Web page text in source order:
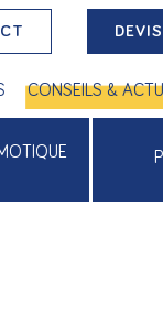
CONSEILS &